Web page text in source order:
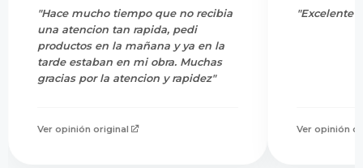
"Hace mucho tiempo que no recibia
una atencion tan rapida, pedi
productos en la mañana y ya en la
tarde estaban en mi obra. Muchas
gracias por la atencion y rapidez"
Ver opinión original
"Excelente
Ver opinión